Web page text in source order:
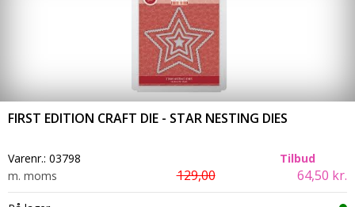
FIRST EDITION CRAFT DIE - STAR NESTING DIES
Varenr.: 03798
Tilbud
m. moms
129,00 64,50 kr.